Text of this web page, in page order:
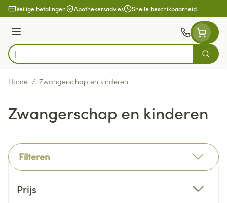
Ga naar de inhoud
Veilige betalingen Apothekersadvies Snelle beschikbaarheid
Menu
Product, merk, categorie...
Zoek
Home / Zwangerschap en kinderen
Zwangerschap en kinderen
Filteren
Prijs